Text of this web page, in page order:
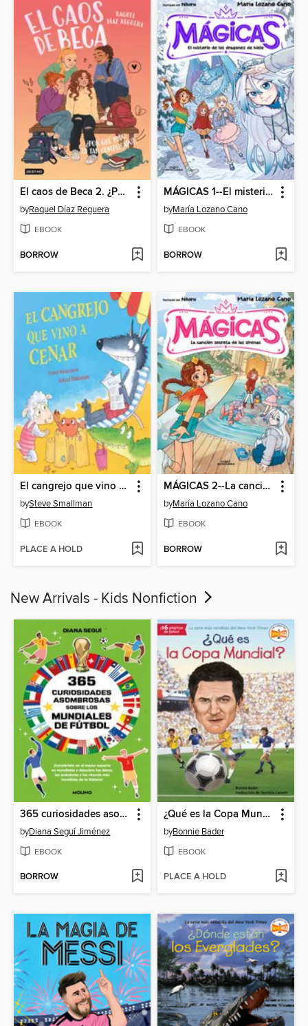
El caos de Beca 2. ¿Por qué todo es tan complicado?
byRaquel Díaz Reguera
EBOOK
BORROW
MÁGICAS 1--El misterio de los dragones de hielo
byMaría Lozano Cano
EBOOK
BORROW
El cangrejo que vino a cenar
bySteve Smallman
EBOOK
PLACE A HOLD
MÁGICAS 2--La canción secreta de las sirenas
byMaría Lozano Cano
EBOOK
BORROW
New Arrivals - Kids Nonfiction
365 curiosidades asombrosas sobre los mundiales de fútbol
byDiana Seguí Jiménez
EBOOK
BORROW
¿Qué es la Copa Mundial?
byBonnie Bader
EBOOK
PLACE A HOLD